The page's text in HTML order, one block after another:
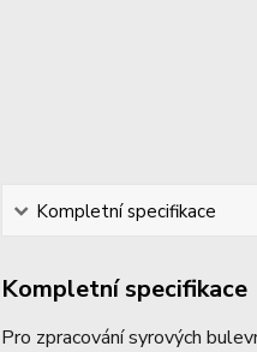
Kompletní specifikace
Kompletní specifikace
Pro zpracování syrových